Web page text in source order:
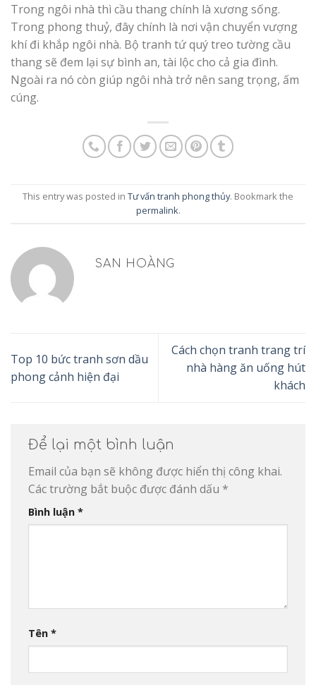
Trong ngôi nhà thì cầu thang chính là xương sống.
Trong phong thuỷ, đây chính là nơi vận chuyển vượng
khí đi khắp ngôi nhà. Bộ tranh tứ quý treo tường cầu
thang sẽ đem lại sự bình an, tài lộc cho cả gia đình.
Ngoài ra nó còn giúp ngôi nhà trở nên sang trọng, ấm
cúng.
This entry was posted in Tư vấn tranh phong thủy. Bookmark the
permalink.
SAN HOÀNG
Top 10 bức tranh sơn dầu
phong cảnh hiện đại
Cách chọn tranh trang trí
nhà hàng ăn uống hút
khách
Để lại một bình luận
Email của bạn sẽ không được hiển thị công khai.
Các trường bắt buộc được đánh dấu *
Bình luận *
Tên *